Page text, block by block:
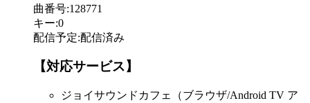
曲番号:128771
キー:0
配信予定:配信済み
【対応サービス】
ジョイサウンドカフェ（ブラウザ/Android TV ア